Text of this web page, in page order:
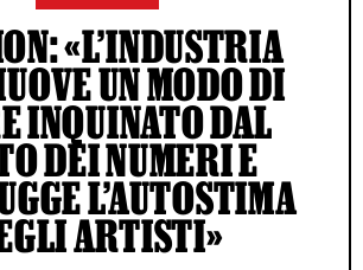
«L’INDUSTRIA
UN MODO DI
INQUINATO DAL
DEI NUMERI E
L’AUTOSTIMA
ARTISTI»